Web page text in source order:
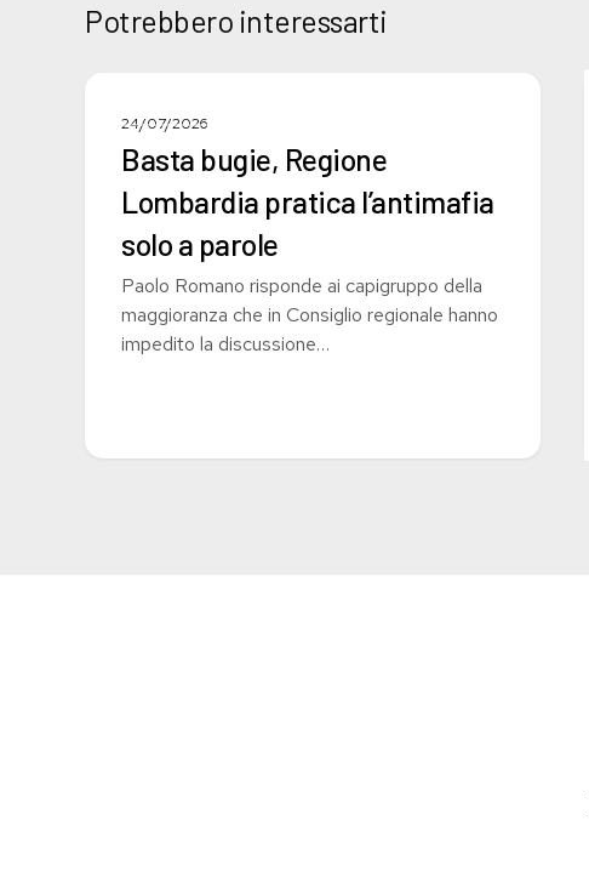
Potrebbero interessarti
bugie,
Regione
Lombardia
pratica
l’antimafia
parole
24/07/2026
Basta bugie, Regione
Lombardia pratica l’antimafia
solo a parole
Paolo Romano risponde ai capigruppo della
maggioranza che in Consiglio regionale hanno
impedito la discussione…